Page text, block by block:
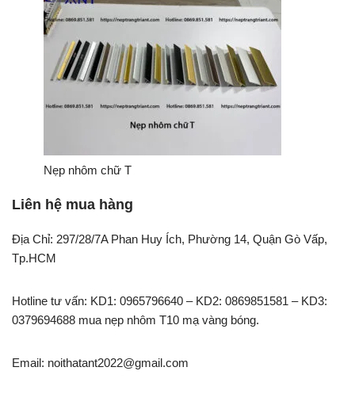
Nẹp nhôm chữ T
Liên hệ mua hàng
Địa Chỉ: 297/28/7A Phan Huy Ích, Phường 14, Quận Gò Vấp,
Tp.HCM
Hotline tư vấn: KD1: 0965796640 – KD2: 0869851581 – KD3:
0379694688 mua nẹp nhôm T10 mạ vàng bóng.
Email: noithatant2022@gmail.com